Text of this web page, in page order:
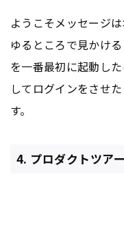
ようこそメッセージ
ゆるところで見かけ
を一番最初に起動し
してログインをさせ
す。
4. プロダクトツアー